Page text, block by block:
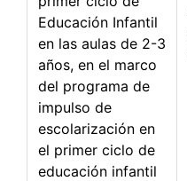
Educación Infantil
en las aulas de 2-3
años, en el marco
del programa de
impulso de
escolarización en
el primer ciclo de
educación infantil